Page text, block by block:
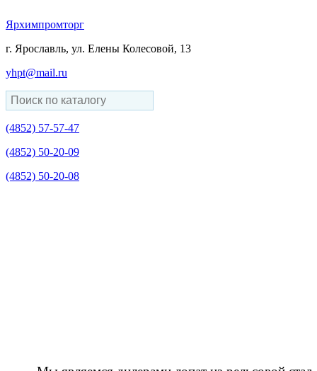
Ярхимпромторг
г. Ярославль, ул. Елены Колесовой, 13
yhpt@mail.ru
(4852) 57-57-47
(4852) 50-20-09
(4852) 50-20-08